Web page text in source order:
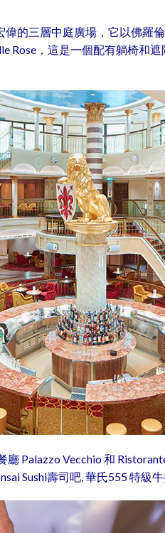
的三層中庭廣場，它以佛羅
Rose，這是一個配有躺椅和
Palazzo Vecchio 和
Sushi壽司吧, 華氏555 特級